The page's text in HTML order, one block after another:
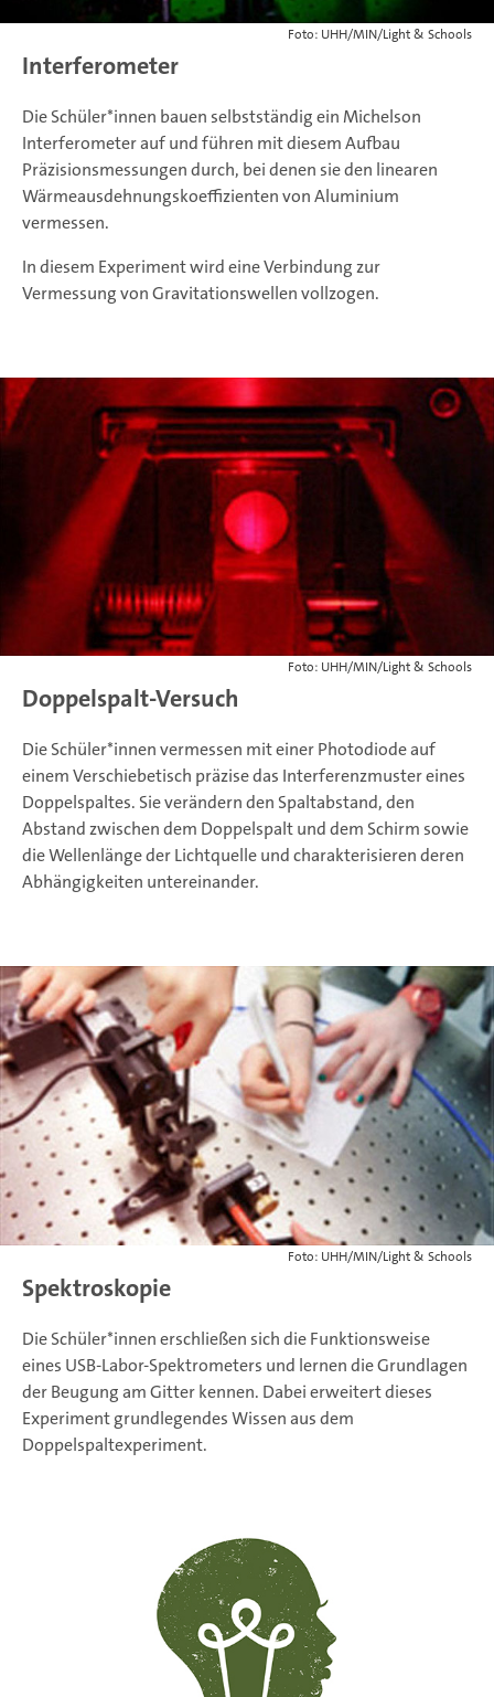
Foto: UHH/MIN/Light & Schools
Interferometer
Die Schüler*innen bauen selbstständig ein Michelson
Interferometer auf und führen mit diesem Aufbau
Präzisionsmessungen durch, bei denen sie den linearen
Wärmeausdehnungskoeffizienten von Aluminium
vermessen.
In diesem Experiment wird eine Verbindung zur
Vermessung von Gravitationswellen vollzogen.
Foto: UHH/MIN/Light & Schools
Doppelspalt-Versuch
Die Schüler*innen vermessen mit einer Photodiode auf
einem Verschiebetisch präzise das Interferenzmuster eines
Doppelspaltes. Sie verändern den Spaltabstand, den
Abstand zwischen dem Doppelspalt und dem Schirm sowie
die Wellenlänge der Lichtquelle und charakterisieren deren
Abhängigkeiten untereinander.
Foto: UHH/MIN/Light & Schools
Spektroskopie
Die Schüler*innen erschließen sich die Funktionsweise
eines USB-Labor-Spektrometers und lernen die Grundlagen
der Beugung am Gitter kennen. Dabei erweitert dieses
Experiment grundlegendes Wissen aus dem
Doppelspaltexperiment.